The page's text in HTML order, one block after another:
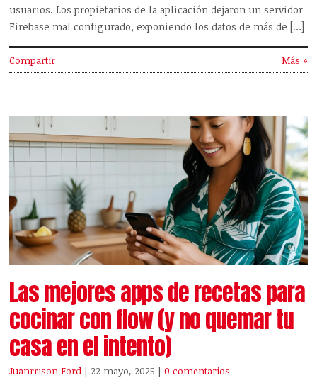
usuarios. Los propietarios de la aplicación dejaron un servidor
Firebase mal configurado, exponiendo los datos de más de […]
Compartir Más »
Las mejores apps de recetas para
cocinar con flow (y no quemar tu
casa en el intento)
Juanrrison Ford | 22 mayo, 2025 |0 comentarios